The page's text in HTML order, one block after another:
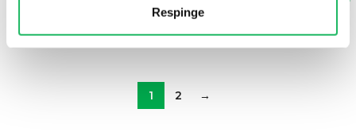
Respingeambalare : 100 buc/cutie
1 2 →